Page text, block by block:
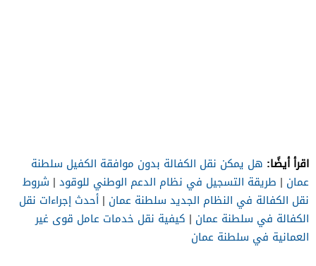
اقرأ أيضًا: هل يمكن نقل الكفالة بدون موافقة الكفيل سلطنة
عمان | طريقة التسجيل في نظام الدعم الوطني للوقود | شروط
نقل الكفالة في النظام الجديد سلطنة عمان | أحدث إجراءات نقل
الكفالة في سلطنة عمان | كيفية نقل خدمات عامل قوى غير
العمانية في سلطنة عمان